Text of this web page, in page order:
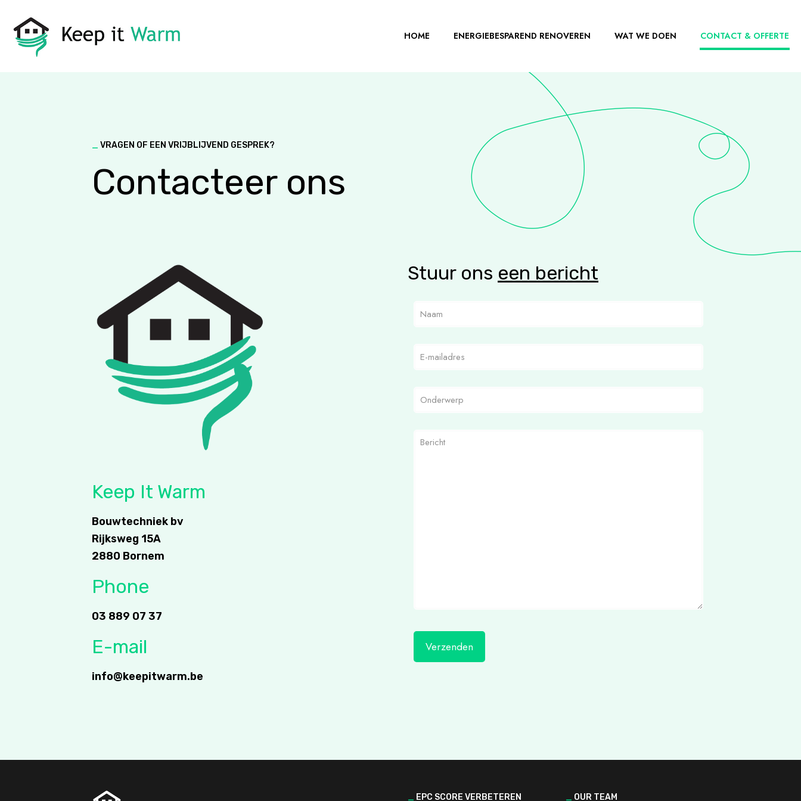
HOME ENERGIEBESPAREND RENOVEREN WAT WE DOEN CONTACT & OFFERTE
_ VRAGEN OF EEN VRIJBLIJVEND GESPREK?
Contacteer ons
Keep It Warm
Bouwtechniek bv
Rijksweg 15A
2880 Bornem
Phone
03 889 07 37
E-mail
info@keepitwarm.be
Stuur ons een bericht
_ EPC SCORE VERBETEREN _ OUR TEAM